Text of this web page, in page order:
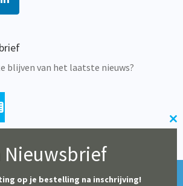
blijven van het laatste nieuws?
2026 | Educatieve Uitgeverij
blijft onze webshop geopend,
Nieuwsbrief
op je bestelling na inschrijving!